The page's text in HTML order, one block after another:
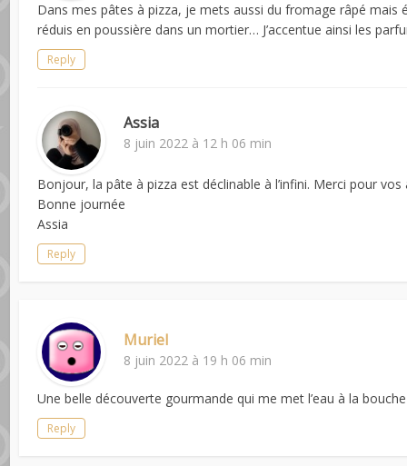
Dans mes pâtes à pizza, je mets aussi du fromage râpé mais
réduis en poussière dans un mortier… J’accentue ainsi les
Reply
Assia
8 juin 2022 à 12 h 06 min
Bonjour, la pâte à pizza est déclinable à l’infini. Merci pour
Bonne journée
Assia
Reply
Muriel
8 juin 2022 à 19 h 06 min
Une belle découverte gourmande qui me met l’eau à la
Reply